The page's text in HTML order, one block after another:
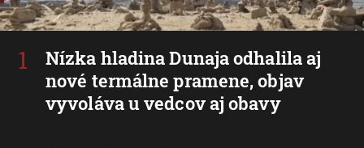
Nízka hladina Dunaja odhalila aj
nové termálne pramene, objav
vyvoláva u vedcov aj obavy